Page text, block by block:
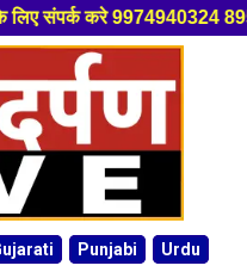
8955950335 ,हमारे यूट्यूब
Punjabi Urdu